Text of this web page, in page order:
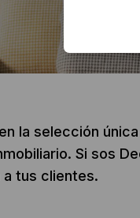
la selección
Si sos
a tus clientes.